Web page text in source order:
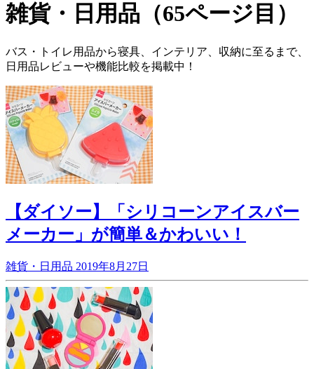
雑貨・日用品（65ページ目）
バス・トイレ用品から寝具、インテリア、収納に至るまで、
日用品レビューや機能比較を掲載中！
【ダイソー】「シリコーンアイスバー
メーカー」が簡単＆かわいい！
雑貨・日用品 2019年8月27日